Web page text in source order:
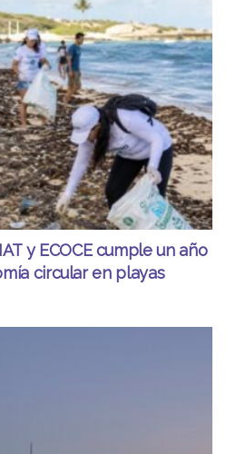
y ECOCE cumple un año
circular en playas